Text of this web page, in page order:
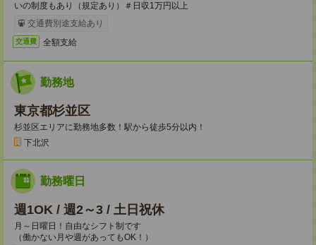
いの制度もあり（規定あり）＃日収1万円以上
交通費別途支給あり
交通費 全額支給
勤務地
東京都杉並区
杉並区エリアに勤務地多数！駅から徒歩5分以内！
下北沢
勤務曜日
週1OK / 週2～3 / 土日祝休
月～日曜日！自由なシフト制です
（働かない月や週があってもOK！）